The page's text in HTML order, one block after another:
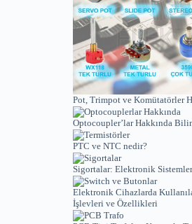
Pot, Trimpot ve Komütatörler
Optocoupler’lar Hakkında
PTC ve NTC nedir?
Sigortalar: Elektronik
Elektronik Cihazlarda
İşlevleri ve Özellikleri